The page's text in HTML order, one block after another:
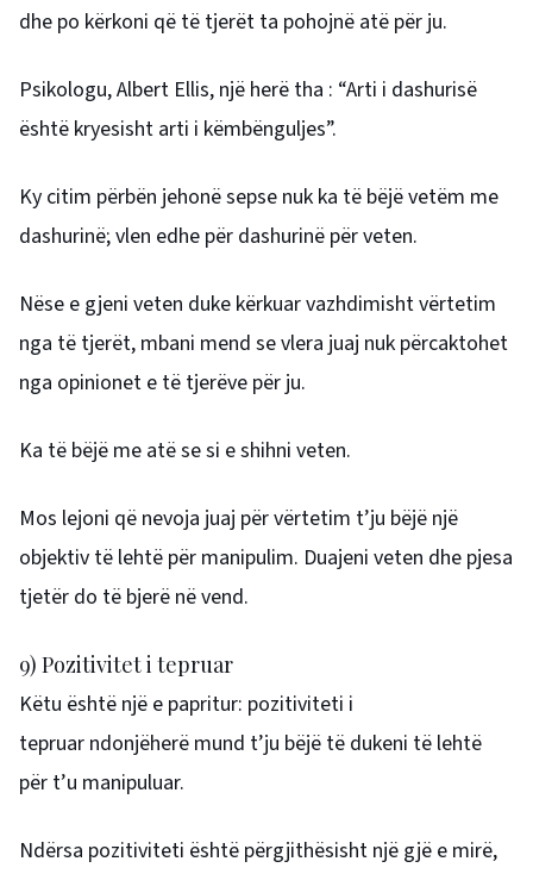
dhe po kërkoni që të tjerët ta pohojnë atë për ju.
Psikologu, Albert Ellis, një herë tha : “Arti i dashurisë
është kryesisht arti i këmbënguljes”.
Ky citim përbën jehonë sepse nuk ka të bëjë vetëm me
dashurinë; vlen edhe për dashurinë për veten.
Nëse e gjeni veten duke kërkuar vazhdimisht vërtetim
nga të tjerët, mbani mend se vlera juaj nuk përcaktohet
nga opinionet e të tjerëve për ju.
Ka të bëjë me atë se si e shihni veten.
Mos lejoni që nevoja juaj për vërtetim t’ju bëjë një
objektiv të lehtë për manipulim. Duajeni veten dhe pjesa
tjetër do të bjerë në vend.
9) Pozitivitet i tepruar
Këtu është një e papritur: pozitiviteti i
tepruar ndonjëherë mund t’ju bëjë të dukeni të lehtë
për t’u manipuluar.
Ndërsa pozitiviteti është përgjithësisht një gjë e mirë,